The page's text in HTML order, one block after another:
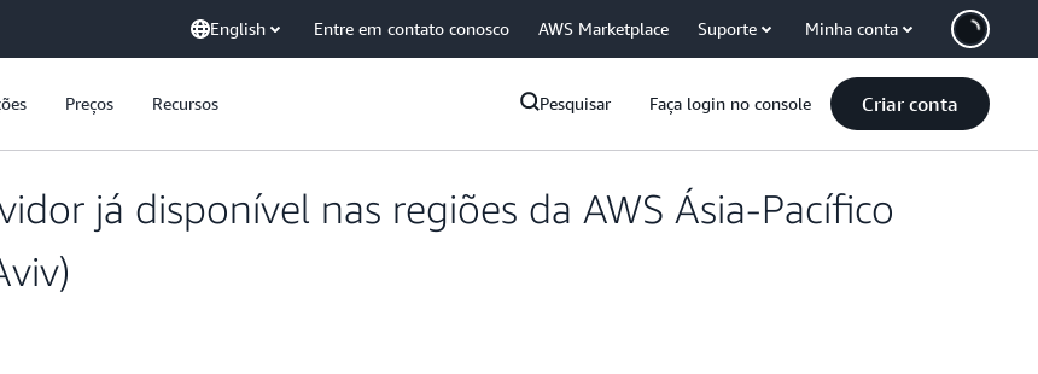
English Entre em contato conosco AWS Marketplace Suporte Minha conta
Preços Recursos Pesquisar Faça login no console Criar conta
já disponível nas regiões da AWS Ásia-Pacífico